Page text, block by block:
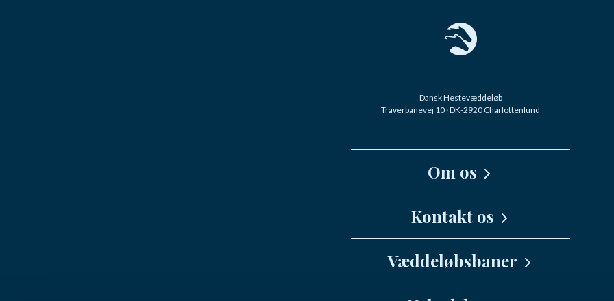
Dansk Hestevæddeløb
Traverbanevej 10 · DK-2920 Charlottenlund
Om os
Kontakt os
info@danskhv.dk
Væddeløbsbaner